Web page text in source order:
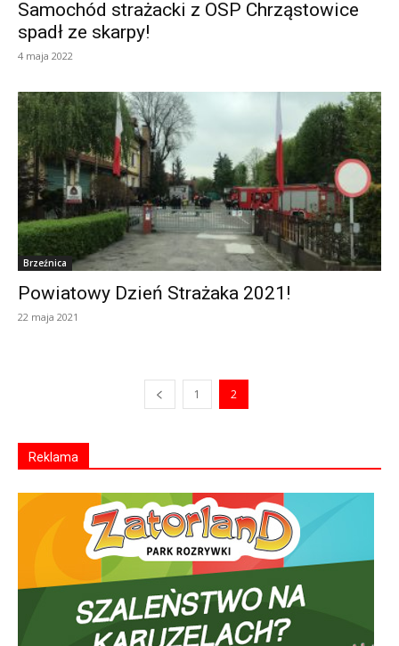
Samochód strażacki z OSP Chrząstowice
spadł ze skarpy!
4 maja 2022
Brzeźnica
Powiatowy Dzień Strażaka 2021!
22 maja 2021
1 2
Reklama